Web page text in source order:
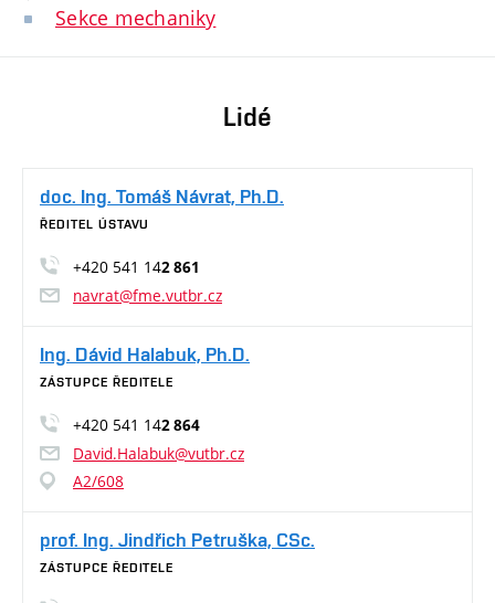
Sekce mechaniky
Lidé
doc. Ing. Tomáš Návrat, Ph.D.
ŘEDITEL ÚSTAVU
+420 541 142 861
navrat@fme.vutbr.cz
Ing. Dávid Halabuk, Ph.D.
ZÁSTUPCE ŘEDITELE
+420 541 142 864
David.Halabuk@vutbr.cz
A2/608
prof. Ing. Jindřich Petruška, CSc.
ZÁSTUPCE ŘEDITELE